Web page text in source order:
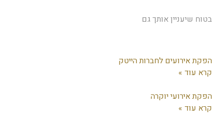
בטוח שיעניין אותך גם
הפקת אירועים לחברות הייטק
קרא עוד »
הפקת אירועי יוקרה
קרא עוד »